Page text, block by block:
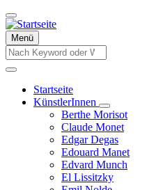
Direkt
zum
Inhalt
Menü
Suche
Suche
Hauptnavigation
Startseite
KünstlerInnen
Unternavigation
von
KünstlerInnen
Berthe Morisot
Claude Monet
Edgar Degas
Edouard Manet
Edvard Munch
El Lissitzky